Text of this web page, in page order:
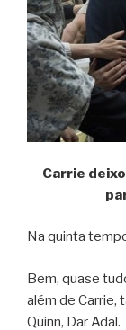
Carrie
Na quinta
Bem, quase
além de Carrie,
Quinn, Dar Adal.